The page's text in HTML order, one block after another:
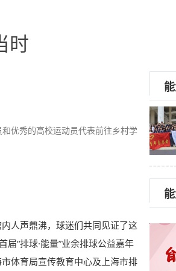
时
优秀的高校运动员代表前往乡村学
人声鼎沸，球迷们共同见证了这
“排球·能量”业余排球公益嘉年
体育局宣传教育中心及上海市排